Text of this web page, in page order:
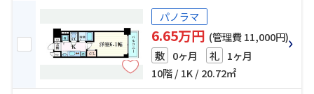
パノラマ
6.65万円 (管理費 11,000円)
敷 0ヶ月 礼 1ヶ月
10階 / 1K / 20.72㎡